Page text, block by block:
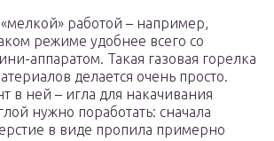
работой – например,
режиме удобнее всего со
аппаратом. Такая газовая горелка
делается очень просто.
в ней – игла для накачивания
нужно поработать: сначала
в виде пропила примерно